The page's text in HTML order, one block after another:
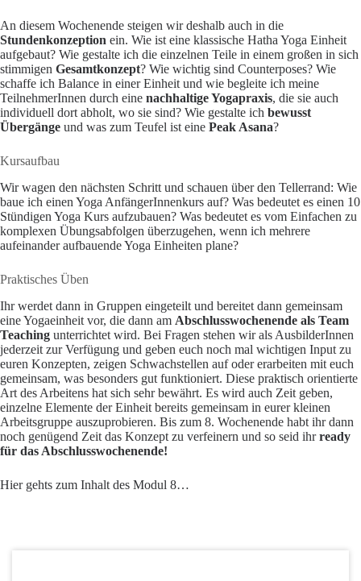
An diesem Wochenende steigen wir deshalb auch in die
Stundenkonzeption ein. Wie ist eine klassische Hatha Yoga Einheit
aufgebaut? Wie gestalte ich die einzelnen Teile in einem großen in sich
stimmigen Gesamtkonzept? Wie wichtig sind Counterposes? Wie
schaffe ich Balance in einer Einheit und wie begleite ich meine
TeilnehmerInnen durch eine nachhaltige Yogapraxis, die sie auch
individuell dort abholt, wo sie sind? Wie gestalte ich bewusst
Übergänge und was zum Teufel ist eine Peak Asana?
Kursaufbau
Wir wagen den nächsten Schritt und schauen über den Tellerrand: Wie
baue ich einen Yoga AnfängerInnenkurs auf? Was bedeutet es einen 10
Stündigen Yoga Kurs aufzubauen? Was bedeutet es vom Einfachen zu
komplexen Übungsabfolgen überzugehen, wenn ich mehrere
aufeinander aufbauende Yoga Einheiten plane?
Praktisches Üben
Ihr werdet dann in Gruppen eingeteilt und bereitet dann gemeinsam
eine Yogaeinheit vor, die dann am Abschlusswochenende als Team
Teaching unterrichtet wird. Bei Fragen stehen wir als AusbilderInnen
jederzeit zur Verfügung und geben euch noch mal wichtigen Input zu
euren Konzepten, zeigen Schwachstellen auf oder erarbeiten mit euch
gemeinsam, was besonders gut funktioniert. Diese praktisch orientierte
Art des Arbeitens hat sich sehr bewährt. Es wird auch Zeit geben,
einzelne Elemente der Einheit bereits gemeinsam in eurer kleinen
Arbeitsgruppe auszuprobieren. Bis zum 8. Wochenende habt ihr dann
noch genügend Zeit das Konzept zu verfeinern und so seid ihrready
für das Abschlusswochenende!
Hier gehts zum Inhalt des Modul 8…